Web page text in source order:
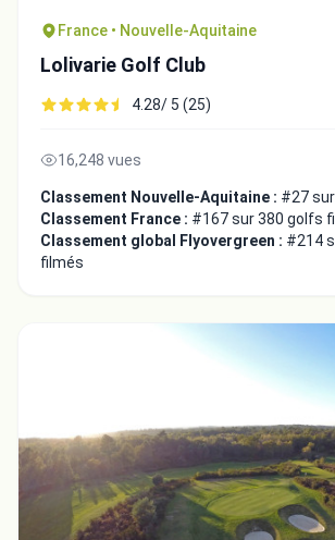
France • Nouvelle-Aquitaine
Lolivarie Golf Club
4.28/ 5 (25)
16,248 vues
Classement Nouvelle-Aquitaine : #27
Classement France : #167 sur 380 golfs
Classement global Flyovergreen : #214
filmés